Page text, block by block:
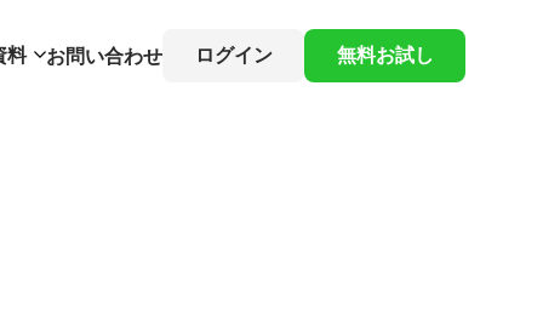
料 お問い合わせ ログイン 無料お試し